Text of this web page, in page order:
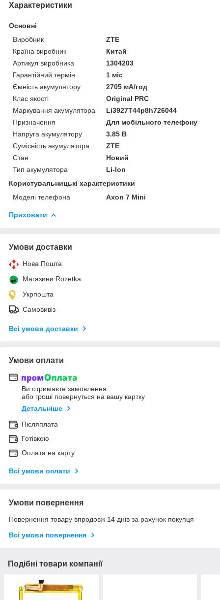
Характеристики
Основні
Виробник
ZTE
Країна виробник
Китай
Артикул виробника
1304203
Гарантійний термін
1 міс
Ємність акумулятору
2705 мА/год
Клас якості
Original PRC
Маркування акумулятора
Li3927T44p8h726044
Призначення
Для мобільного телефону
Напруга акумулятору
3.85 В
Сумісність акумулятора
ZTE
Стан
Новий
Тип акумулятора
Li-Ion
Користувальницькі характеристики
Моделі телефона
Axon 7 Mini
Приховати
Умови доставки
Нова Пошта
Магазини Rozetka
Укрпошта
Самовивіз
Всі умови доставки
Умови оплати
Ви отримаєте замовлення
або гроші повернуться на вашу картку
Детальніше
Післяплата
Готівкою
Оплата на карту
Всі умови оплати
Умови повернення
Повернення товару впродовж 14 днів за рахунок покупця
Всі умови повернення
Подібні товари компанії